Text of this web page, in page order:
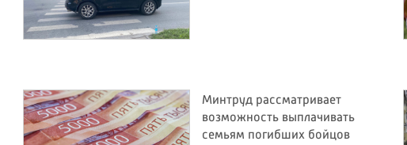
Минтруд рассматривает
возможность выплачивать
семьям погибших бойцов